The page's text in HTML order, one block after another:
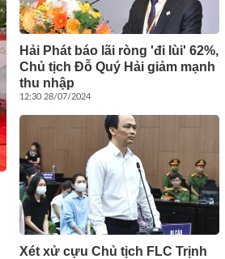
Hải Phát báo lãi ròng 'đi lùi' 62%,
Chủ tịch Đỗ Quý Hải giảm mạnh
thu nhập
12:30 28/07/2024
Xét xử cựu Chủ tịch FLC Trịnh